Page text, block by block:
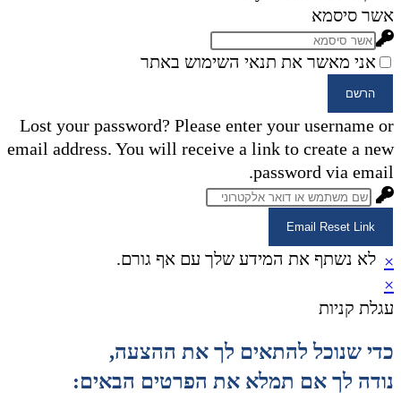
אשר סיסמא
אני מאשר את תנאי השימוש באתר
הרשם
Lost your password? Please enter your username or
email address. You will receive a link to create a new
password via email.
Email Reset Link
לא נשתף את המידע שלך עם אף גורם. ×
×
עגלת קניות
כדי שנוכל להתאים לך את ההצעה,
נודה לך אם תמלא את הפרטים הבאים: